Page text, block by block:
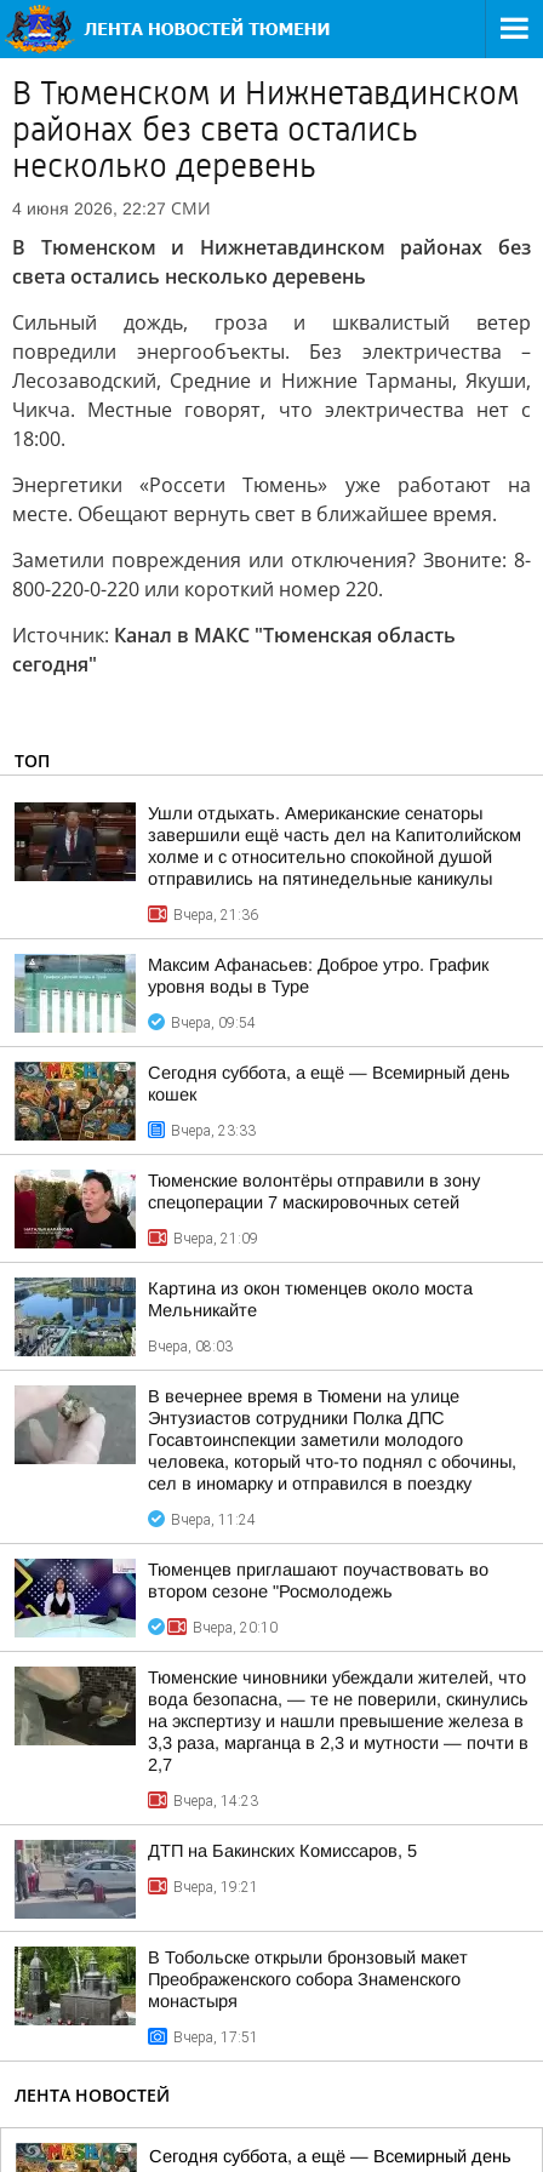
В Тюменском и Нижнетавдинском
районах без света остались
несколько деревень
4 июня 2026, 22:27 СМИ
В Тюменском и Нижнетавдинском районах без
света остались несколько деревень
Сильный дождь, гроза и шквалистый ветер
повредили энергообъекты. Без электричества –
Лесозаводский, Средние и Нижние Тарманы, Якуши,
Чикча. Местные говорят, что электричества нет с
18:00.
Энергетики «Россети Тюмень» уже работают на
месте. Обещают вернуть свет в ближайшее время.
Заметили повреждения или отключения? Звоните: 8-
800-220-0-220 или короткий номер 220.
Источник: Канал в МАКС "Тюменская область
сегодня"
ТОП
Ушли отдыхать. Американские сенаторы
завершили ещё часть дел на Капитолийском
холме и с относительно спокойной душой
отправились на пятинедельные каникулы
Вчера, 21:36
Максим Афанасьев: Доброе утро. График
уровня воды в Туре
Вчера, 09:54
Сегодня суббота, а ещё — Всемирный день
кошек
Вчера, 23:33
Тюменские волонтёры отправили в зону
спецоперации 7 маскировочных сетей
Вчера, 21:09
Картина из окон тюменцев около моста
Мельникайте
Вчера, 08:03
В вечернее время в Тюмени на улице
Энтузиастов сотрудники Полка ДПС
Госавтоинспекции заметили молодого
человека, который что-то поднял с обочины,
сел в иномарку и отправился в поездку
Вчера, 11:24
Тюменцев приглашают поучаствовать во
втором сезоне "Росмолодежь
Вчера, 20:10
Тюменские чиновники убеждали жителей, что
вода безопасна, — те не поверили, скинулись
на экспертизу и нашли превышение железа в
3,3 раза, марганца в 2,3 и мутности — почти в
2,7
Вчера, 14:23
ДТП на Бакинских Комиссаров, 5
Вчера, 19:21
В Тобольске открыли бронзовый макет
Преображенского собора Знаменского
монастыря
Вчера, 17:51
ЛЕНТА НОВОСТЕЙ
Сегодня суббота, а ещё — Всемирный день